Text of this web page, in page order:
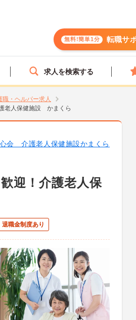
無料!簡単1分 転職サ
求人を検索する
職・ヘルパー求人
老人保健施設 かまくら
会 介護老人保健施設かまくら
迎！介護老人保
退職金制度あり